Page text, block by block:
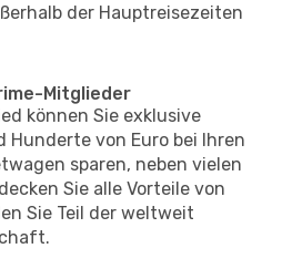
der Hauptreisezeiten
Mitglieder
können Sie exklusive
von Euro bei Ihren
sparen, neben vielen
Sie alle Vorteile von
Sie Teil der weltweit